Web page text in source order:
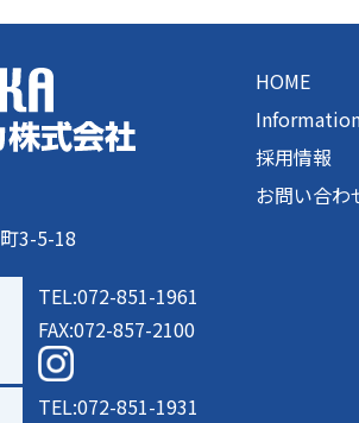
3-5-18
TEL:072-851-1961
FAX:072-857-2100
TEL:072-851-1931
HOME
採用情報
お問い合わ